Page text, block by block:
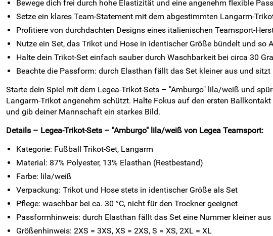
Bewege dich frei durch hohe Elastizität und eine angenehm flexible
Setze ein klares Team-Statement mit dem abgestimmten Langarm-
Profitiere von durchdachten Designs eines italienischen Teamsport-
Nutze ein Set, das Trikot und Hose in identischer Größe bündelt und so
Halte dein Trikot-Set einfach sauber durch Waschbarkeit bei circa 30
Beachte die Passform: durch Elasthan fällt das Set kleiner aus und sitzt
Starte dein Spiel mit dem Legea-Trikot-Sets – "Amburgo" lila/weiß und
Langarm-Trikot angenehm schützt. Halte Fokus auf den ersten
und gib deiner Mannschaft ein starkes Bild.
Details – Legea-Trikot-Sets – "Amburgo" lila/weiß von Legea Teamsport:
Kategorie: Fußball Trikot-Set, Langarm
Material: 87% Polyester, 13% Elasthan (Restbestand)
Farbe: lila/weiß
Verpackung: Trikot und Hose stets in identischer Größe als Set
Pflege: waschbar bei ca. 30 °C, nicht für den Trockner geeignet
Passformhinweis: durch Elasthan fällt das Set eine Nummer kleiner aus
Größenhinweis: 2XS = 3XS, XS = 2XS, S = XS, 2XL = XL